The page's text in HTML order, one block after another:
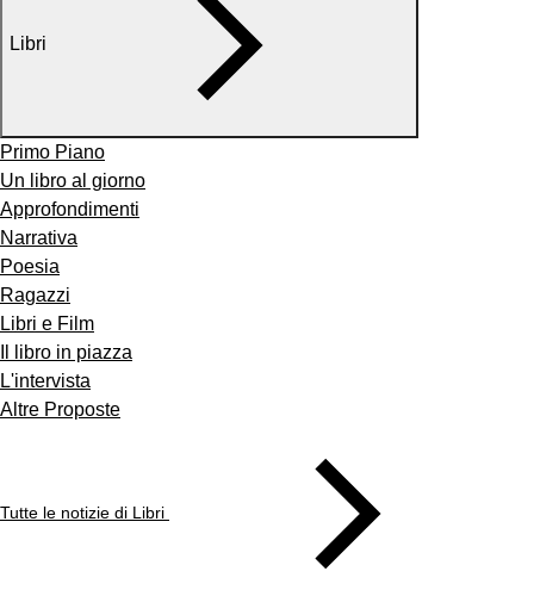
Libri
Primo Piano
Un libro al giorno
Approfondimenti
Narrativa
Poesia
Ragazzi
Libri e Film
Il libro in piazza
L'intervista
Altre Proposte
Tutte le notizie di Libri